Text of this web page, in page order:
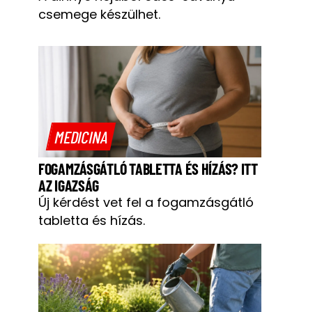
csemege készülhet.
MEDICINA
FOGAMZÁSGÁTLÓ TABLETTA ÉS HÍZÁS? ITT
AZ IGAZSÁG
Új kérdést vet fel a fogamzásgátló
tabletta és hízás.